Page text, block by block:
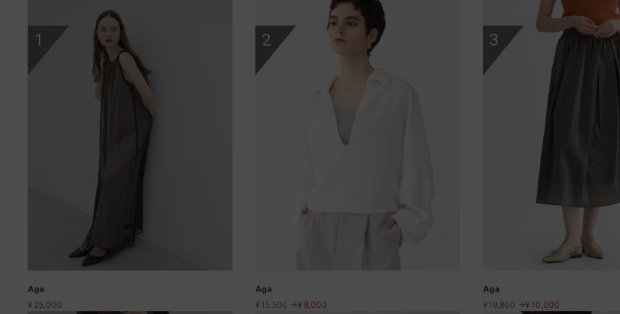
1
Aga
¥25,000
2
Aga
¥15,500 →¥8,000
3
Aga
¥19,800 →¥10,000